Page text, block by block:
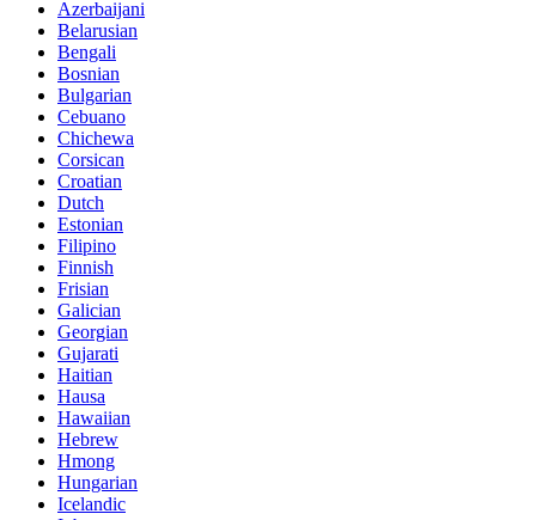
Azerbaijani
Belarusian
Bengali
Bosnian
Bulgarian
Cebuano
Chichewa
Corsican
Croatian
Dutch
Estonian
Filipino
Finnish
Frisian
Galician
Georgian
Gujarati
Haitian
Hausa
Hawaiian
Hebrew
Hmong
Hungarian
Icelandic